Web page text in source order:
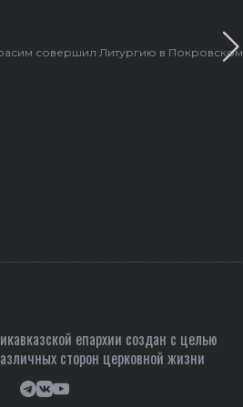
совершил Литургию в Покровском
епархии создан c целью
сторон церковной жизни